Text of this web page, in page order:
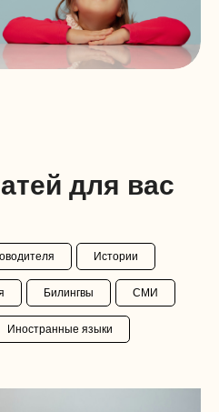
для вас
Истории
Билингвы СМИ
Иностранные языки